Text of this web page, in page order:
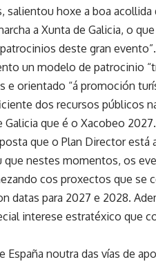
hoxe a boa acollida
a Xunta de Galicia, o
deste gran evento”.
un modelo de patrocinio
orientado “á promoción
dos recursos públicos
que é o Xacobeo 2027.
que o Plan Director está
nestes momentos, os
cos proxectos que se
datas para 2027 e 2028.
interese estratéxico que
noutra das vías de